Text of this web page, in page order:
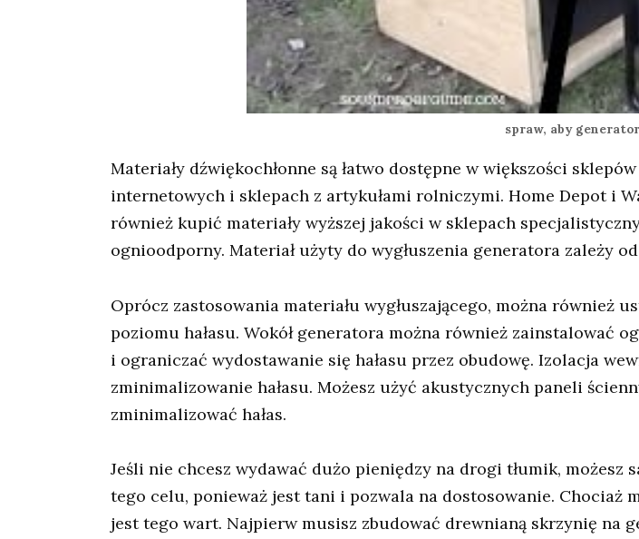
spraw, aby
Materiały dźwiękochłonne są łatwo dostępne w większości
internetowych i sklepach z artykułami rolniczymi. Home Depot i
również kupić materiały wyższej jakości w sklepach
ognioodporny. Materiał użyty do wygłuszenia generatora zależy
Oprócz zastosowania materiału wygłuszającego, można również
poziomu hałasu. Wokół generatora można również zainstalować
i ograniczać wydostawanie się hałasu przez obudowę. Izolacja
zminimalizowanie hałasu. Możesz użyć akustycznych paneli
zminimalizować hałas.
Jeśli nie chcesz wydawać dużo pieniędzy na drogi tłumik, możesz
tego celu, ponieważ jest tani i pozwala na dostosowanie. Chociaż
jest tego wart. Najpierw musisz zbudować drewnianą skrzynię na